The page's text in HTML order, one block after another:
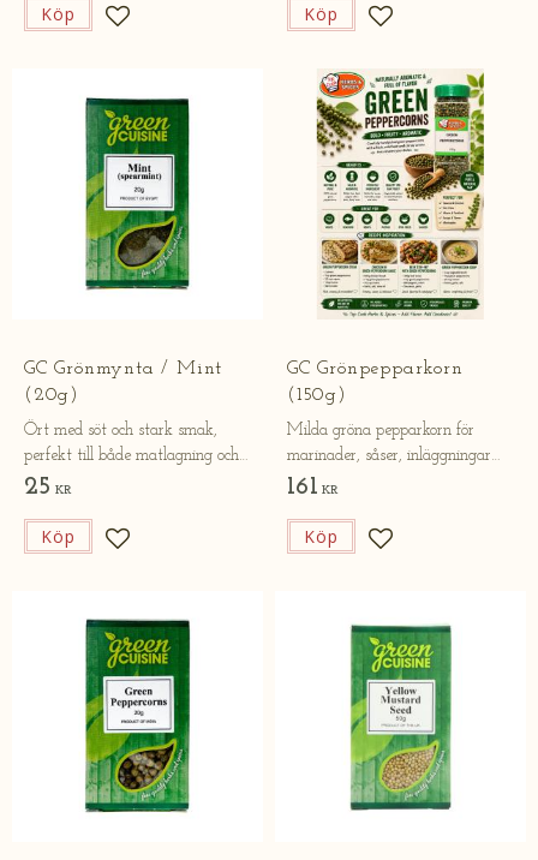
Lägg till i favoriter
Köp
Lägg till i
Köp
GC Grönmynta / Mint
(20g​)
Ört med söt och stark smak,
perfekt till både matlagning och
dessert.
25 KR
Lägg till i favoriter
Köp
GC Grönpepparkorn
(150g​​​)
Milda gröna pepparkorn för
marinader, såser, inläggningar
och klassiska rätter.
161 KR
Lägg till i
Köp